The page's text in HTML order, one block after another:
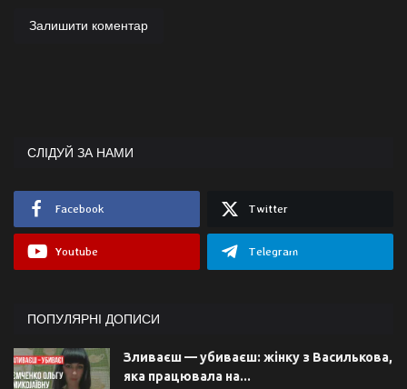
Залишити коментар
СЛІДУЙ ЗА НАМИ
Facebook Twitter
Youtube Telegram
ПОПУЛЯРНІ ДОПИСИ
Зливаєш — убиваєш: жінку з Василькова,
яка працювала на...